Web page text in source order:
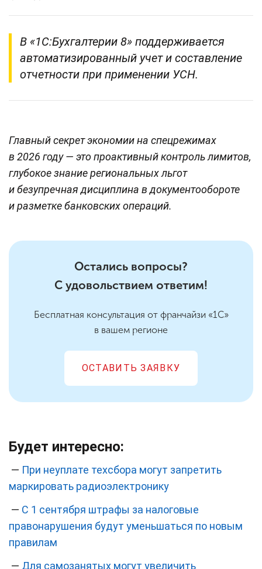
В «1С:Бухгалтерии 8» поддерживается
автоматизированный учет и составление
отчетности при применении УСН.
Главный секрет экономии на спецрежимах
в 2026 году — это проактивный контроль лимитов,
глубокое знание региональных льгот
и безупречная дисциплина в документообороте
и разметке банковских операций.
Остались вопросы?
С удовольствием ответим!
Бесплатная консультация от франчайзи «1С»
в вашем регионе
ОСТАВИТЬ ЗАЯВКУ
Будет интересно:
— При неуплате техсбора могут запретить
маркировать радиоэлектронику
— С 1 сентября штрафы за налоговые
правонарушения будут уменьшаться по новым
правилам
— Для самозанятых могут увеличить